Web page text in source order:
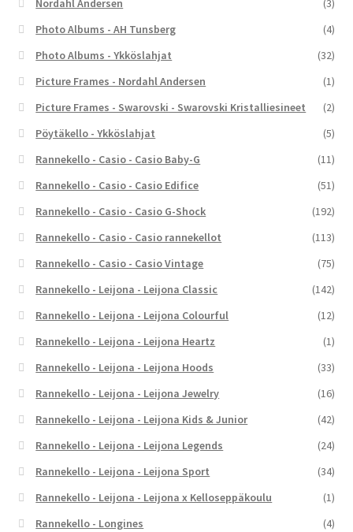
Nordahl Andersen
(3)
Photo Albums - AH Tunsberg
(4)
Photo Albums - Ykköslahjat
(32)
Picture Frames - Nordahl Andersen
(1)
Picture Frames - Swarovski - Swarovski Kristalliesineet
(2)
Pöytäkello - Ykköslahjat
(5)
Rannekello - Casio - Casio Baby-G
(11)
Rannekello - Casio - Casio Edifice
(51)
Rannekello - Casio - Casio G-Shock
(192)
Rannekello - Casio - Casio rannekellot
(113)
Rannekello - Casio - Casio Vintage
(75)
Rannekello - Leijona - Leijona Classic
(142)
Rannekello - Leijona - Leijona Colourful
(12)
Rannekello - Leijona - Leijona Heartz
(1)
Rannekello - Leijona - Leijona Hoods
(33)
Rannekello - Leijona - Leijona Jewelry
(16)
Rannekello - Leijona - Leijona Kids & Junior
(42)
Rannekello - Leijona - Leijona Legends
(24)
Rannekello - Leijona - Leijona Sport
(34)
Rannekello - Leijona - Leijona x Kelloseppäkoulu
(1)
Rannekello - Longines
(4)